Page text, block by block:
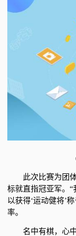
此次比赛为团
标就直指冠亚军。
以获得‘运动健将’
率。
名中有棋，心